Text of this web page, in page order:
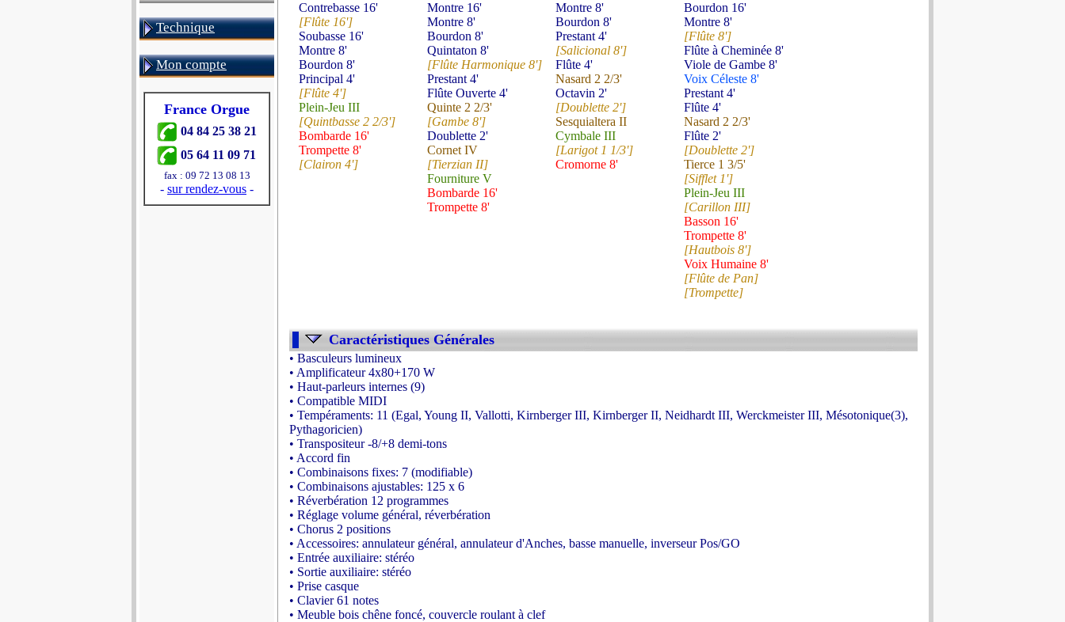
Technique
Mon compte
France Orgue
04 84 25 38 21
05 64 11 09 71
fax : 09 72 13 08 13
- sur rendez-vous -
Contrebasse 16'
[Flûte 16']
Soubasse 16'
Montre 8'
Bourdon 8'
Principal 4'
[Flûte 4']
Plein-Jeu III
[Quintbasse 2 2/3']
Bombarde 16'
Trompette 8'
[Clairon 4']
Montre 16'
Montre 8'
Bourdon 8'
Quintaton 8'
[Flûte Harmonique 8']
Prestant 4'
Flûte Ouverte 4'
Quinte 2 2/3'
[Gambe 8']
Doublette 2'
Cornet IV
[Tierzian II]
Fourniture V
Bombarde 16'
Trompette 8'
Montre 8'
Bourdon 8'
Prestant 4'
[Salicional 8']
Flûte 4'
Nasard 2 2/3'
Octavin 2'
[Doublette 2']
Sesquialtera II
Cymbale III
[Larigot 1 1/3']
Cromorne 8'
Bourdon 16'
Montre 8'
[Flûte 8']
Flûte à Cheminée 8'
Viole de Gambe 8'
Voix Céleste 8'
Prestant 4'
Flûte 4'
Nasard 2 2/3'
Flûte 2'
[Doublette 2']
Tierce 1 3/5'
[Sifflet 1']
Plein-Jeu III
[Carillon III]
Basson 16'
Trompette 8'
[Hautbois 8']
Voix Humaine 8'
[Flûte de Pan]
[Trompette]
Caractéristiques Générales
• Basculeurs lumineux
• Amplificateur 4x80+170 W
• Haut-parleurs internes (9)
• Compatible MIDI
• Tempéraments: 11 (Egal, Young II, Vallotti, Kirnberger III, Kirnberger II, Neidhardt III, Werckmeister III, Mésotonique(3),
Pythagoricien)
• Transpositeur -8/+8 demi-tons
• Accord fin
• Combinaisons fixes: 7 (modifiable)
• Combinaisons ajustables: 125 x 6
• Réverbération 12 programmes
• Réglage volume général, réverbération
• Chorus 2 positions
• Accessoires: annulateur général, annulateur d'Anches, basse manuelle, inverseur Pos/GO
• Entrée auxiliaire: stéréo
• Sortie auxiliaire: stéréo
• Prise casque
• Clavier 61 notes
• Meuble bois chêne foncé, couvercle roulant à clef